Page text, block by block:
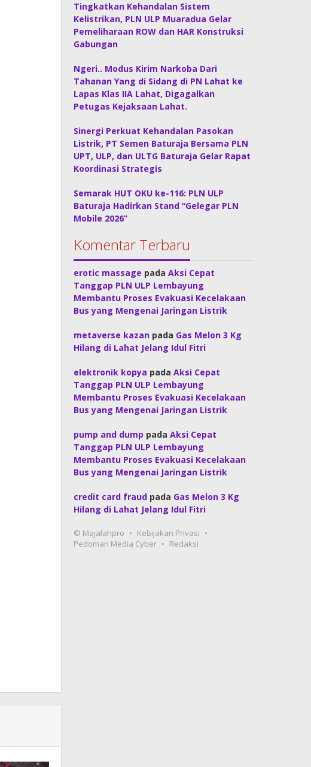
Tingkatkan Kehandalan Sistem
Kelistrikan, PLN ULP Muaradua Gelar
Pemeliharaan ROW dan HAR Konstruksi
Gabungan
Ngeri.. Modus Kirim Narkoba Dari
Tahanan Yang di Sidang di PN Lahat ke
Lapas Klas IIA Lahat, Digagalkan
Petugas Kejaksaan Lahat.
Sinergi Perkuat Kehandalan Pasokan
Listrik, PT Semen Baturaja Bersama PLN
UPT, ULP, dan ULTG Baturaja Gelar Rapat
Koordinasi Strategis
Semarak HUT OKU ke-116: PLN ULP
Baturaja Hadirkan Stand “Gelegar PLN
Mobile 2026”
Komentar Terbaru
erotic massage padaAksi Cepat
Tanggap PLN ULP Lembayung
Membantu Proses Evakuasi Kecelakaan
Bus yang Mengenai Jaringan Listrik
metaverse kazan pada Gas Melon 3 Kg
Hilang di Lahat Jelang Idul Fitri
elektronik kopya padaAksi Cepat
Tanggap PLN ULP Lembayung
Membantu Proses Evakuasi Kecelakaan
Bus yang Mengenai Jaringan Listrik
pump and dump padaAksi Cepat
Tanggap PLN ULP Lembayung
Membantu Proses Evakuasi Kecelakaan
Bus yang Mengenai Jaringan Listrik
credit card fraud pada Gas Melon 3 Kg
Hilang di Lahat Jelang Idul Fitri
© Majalahpro
Kebijakan Privasi
Pedoman Media Cyber
Redaksi